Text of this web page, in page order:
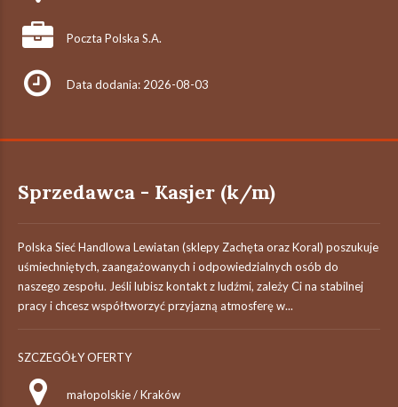
Poczta Polska S.A.
Data dodania: 2026-08-03
Sprzedawca - Kasjer (k/m)
Polska Sieć Handlowa Lewiatan (sklepy Zachęta oraz Koral) poszukuje
uśmiechniętych, zaangażowanych i odpowiedzialnych osób do
naszego zespołu. Jeśli lubisz kontakt z ludźmi, zależy Ci na stabilnej
pracy i chcesz współtworzyć przyjazną atmosferę w...
SZCZEGÓŁY OFERTY
małopolskie / Kraków